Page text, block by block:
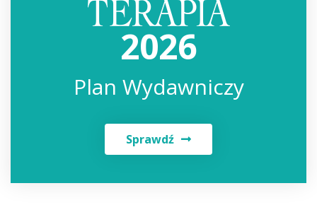
2026
Plan Wydawniczy
Sprawdź